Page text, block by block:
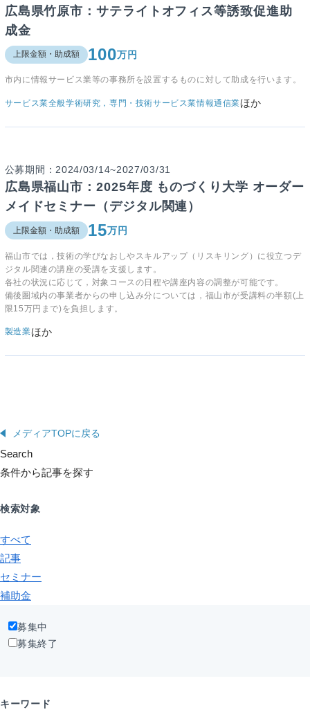
広島県竹原市：サテライトオフィス等誘致促進助
成金
上限金額・助成額 100万円
市内に情報サービス業等の事務所を設置するものに対して助成を行います。
サービス業全般学術研究，専門・技術サービス業情報通信業ほか
公募期間：2024/03/14~2027/03/31
広島県福山市：2025年度 ものづくり大学 オーダー
メイドセミナー（デジタル関連）
上限金額・助成額 15万円
福山市では，技術の学びなおしやスキルアップ（リスキリング）に役立つデ
ジタル関連の講座の受講を支援します。​
各社の状況に応じて，対象コースの日程や講座内容の調整が可能です。
備後圏域内の事業者からの申し込み分については，福山市が受講料の半額(上
限15万円まで)を負担します。
製造業ほか
メディアTOPに戻る
Search
条件から記事を探す
検索対象
すべて
記事
セミナー
補助金
募集中
募集終了
キーワード